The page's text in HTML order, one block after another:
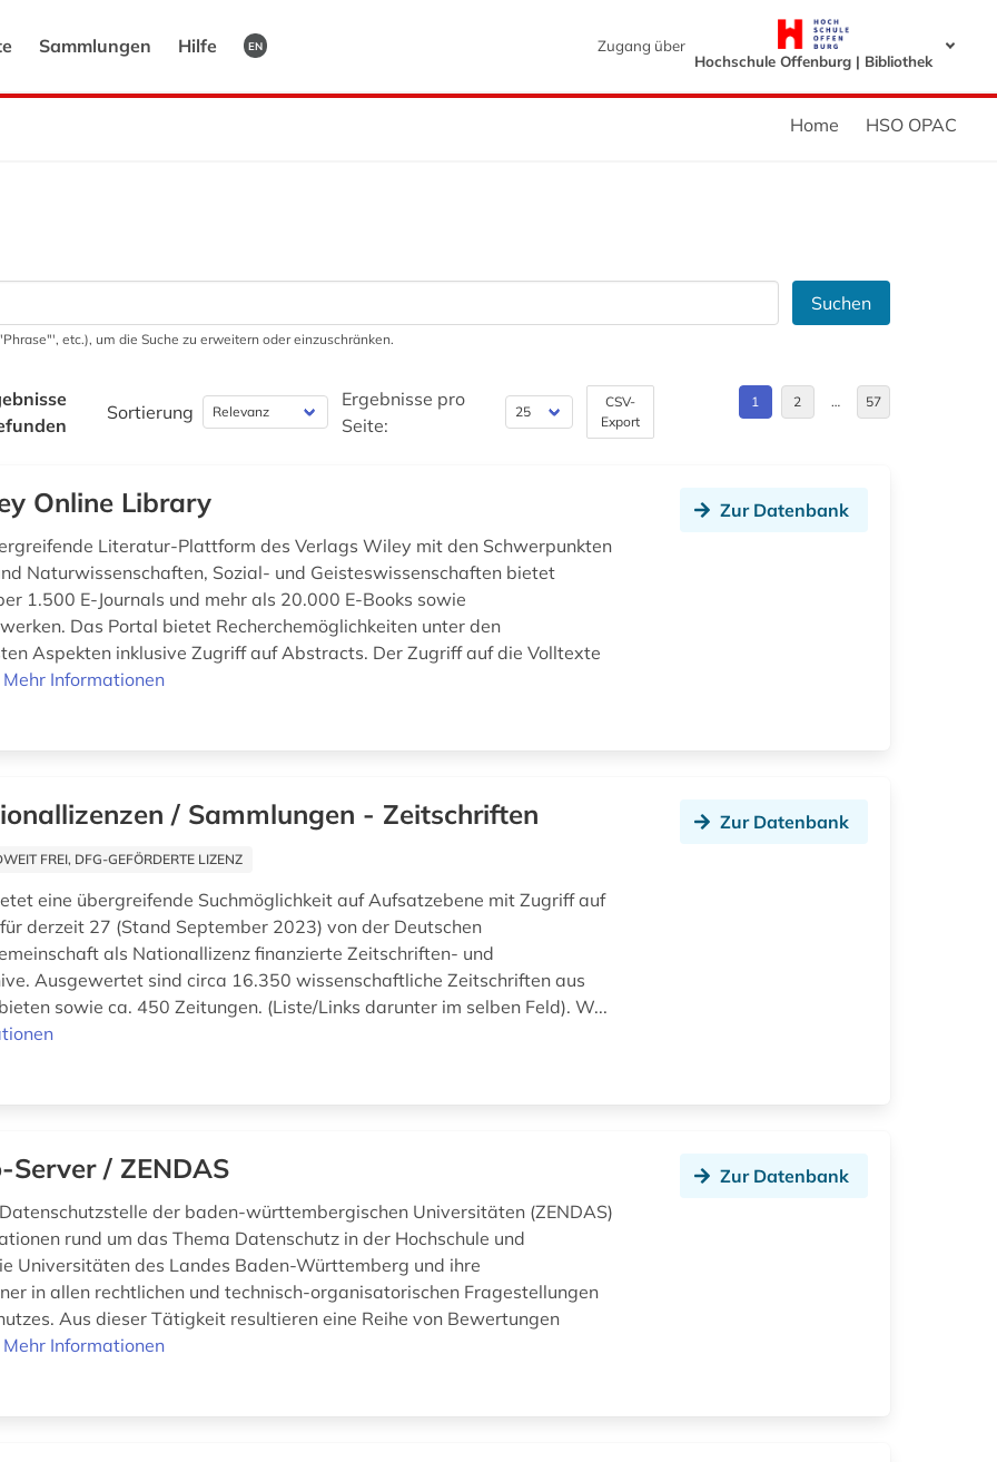
Sammlungen Hilfe EN
Zugang über
Hochschule Offenburg | Bibliothek
Home HSO OPAC
Suchen
etc.), um die Suche zu erweitern oder einzuschränken.
Sortierung
Ergebnisse pro
Seite:
CSV-
Export
1 2 … 57
Online Library
Literatur-Plattform des Verlags Wiley mit den Schwerpunkten
Naturwissenschaften, Sozial- und Geisteswissenschaften bietet
1.500 E-Journals und mehr als 20.000 E-Books sowie
Das Portal bietet Recherchemöglichkeiten unter den
Aspekten inklusive Zugriff auf Abstracts. Der Zugriff auf die Volltexte
Mehr Informationen
Zur Datenbank
/ Sammlungen - Zeitschriften
FREI, DFG-GEFÖRDERTE LIZENZ
eine übergreifende Suchmöglichkeit auf Aufsatzebene mit Zugriff auf
derzeit 27 (Stand September 2023) von der Deutschen
als Nationallizenz finanzierte Zeitschriften- und
Ausgewertet sind circa 16.350 wissenschaftliche Zeitschriften aus
sowie ca. 450 Zeitungen. (Liste/Links darunter im selben Feld). W...
Zur Datenbank
Server / ZENDAS
der baden-württembergischen Universitäten (ZENDAS)
rund um das Thema Datenschutz in der Hochschule und
Universitäten des Landes Baden-Württemberg und ihre
in allen rechtlichen und technisch-organisatorischen Fragestellungen
Aus dieser Tätigkeit resultieren eine Reihe von Bewertungen
Mehr Informationen
Zur Datenbank